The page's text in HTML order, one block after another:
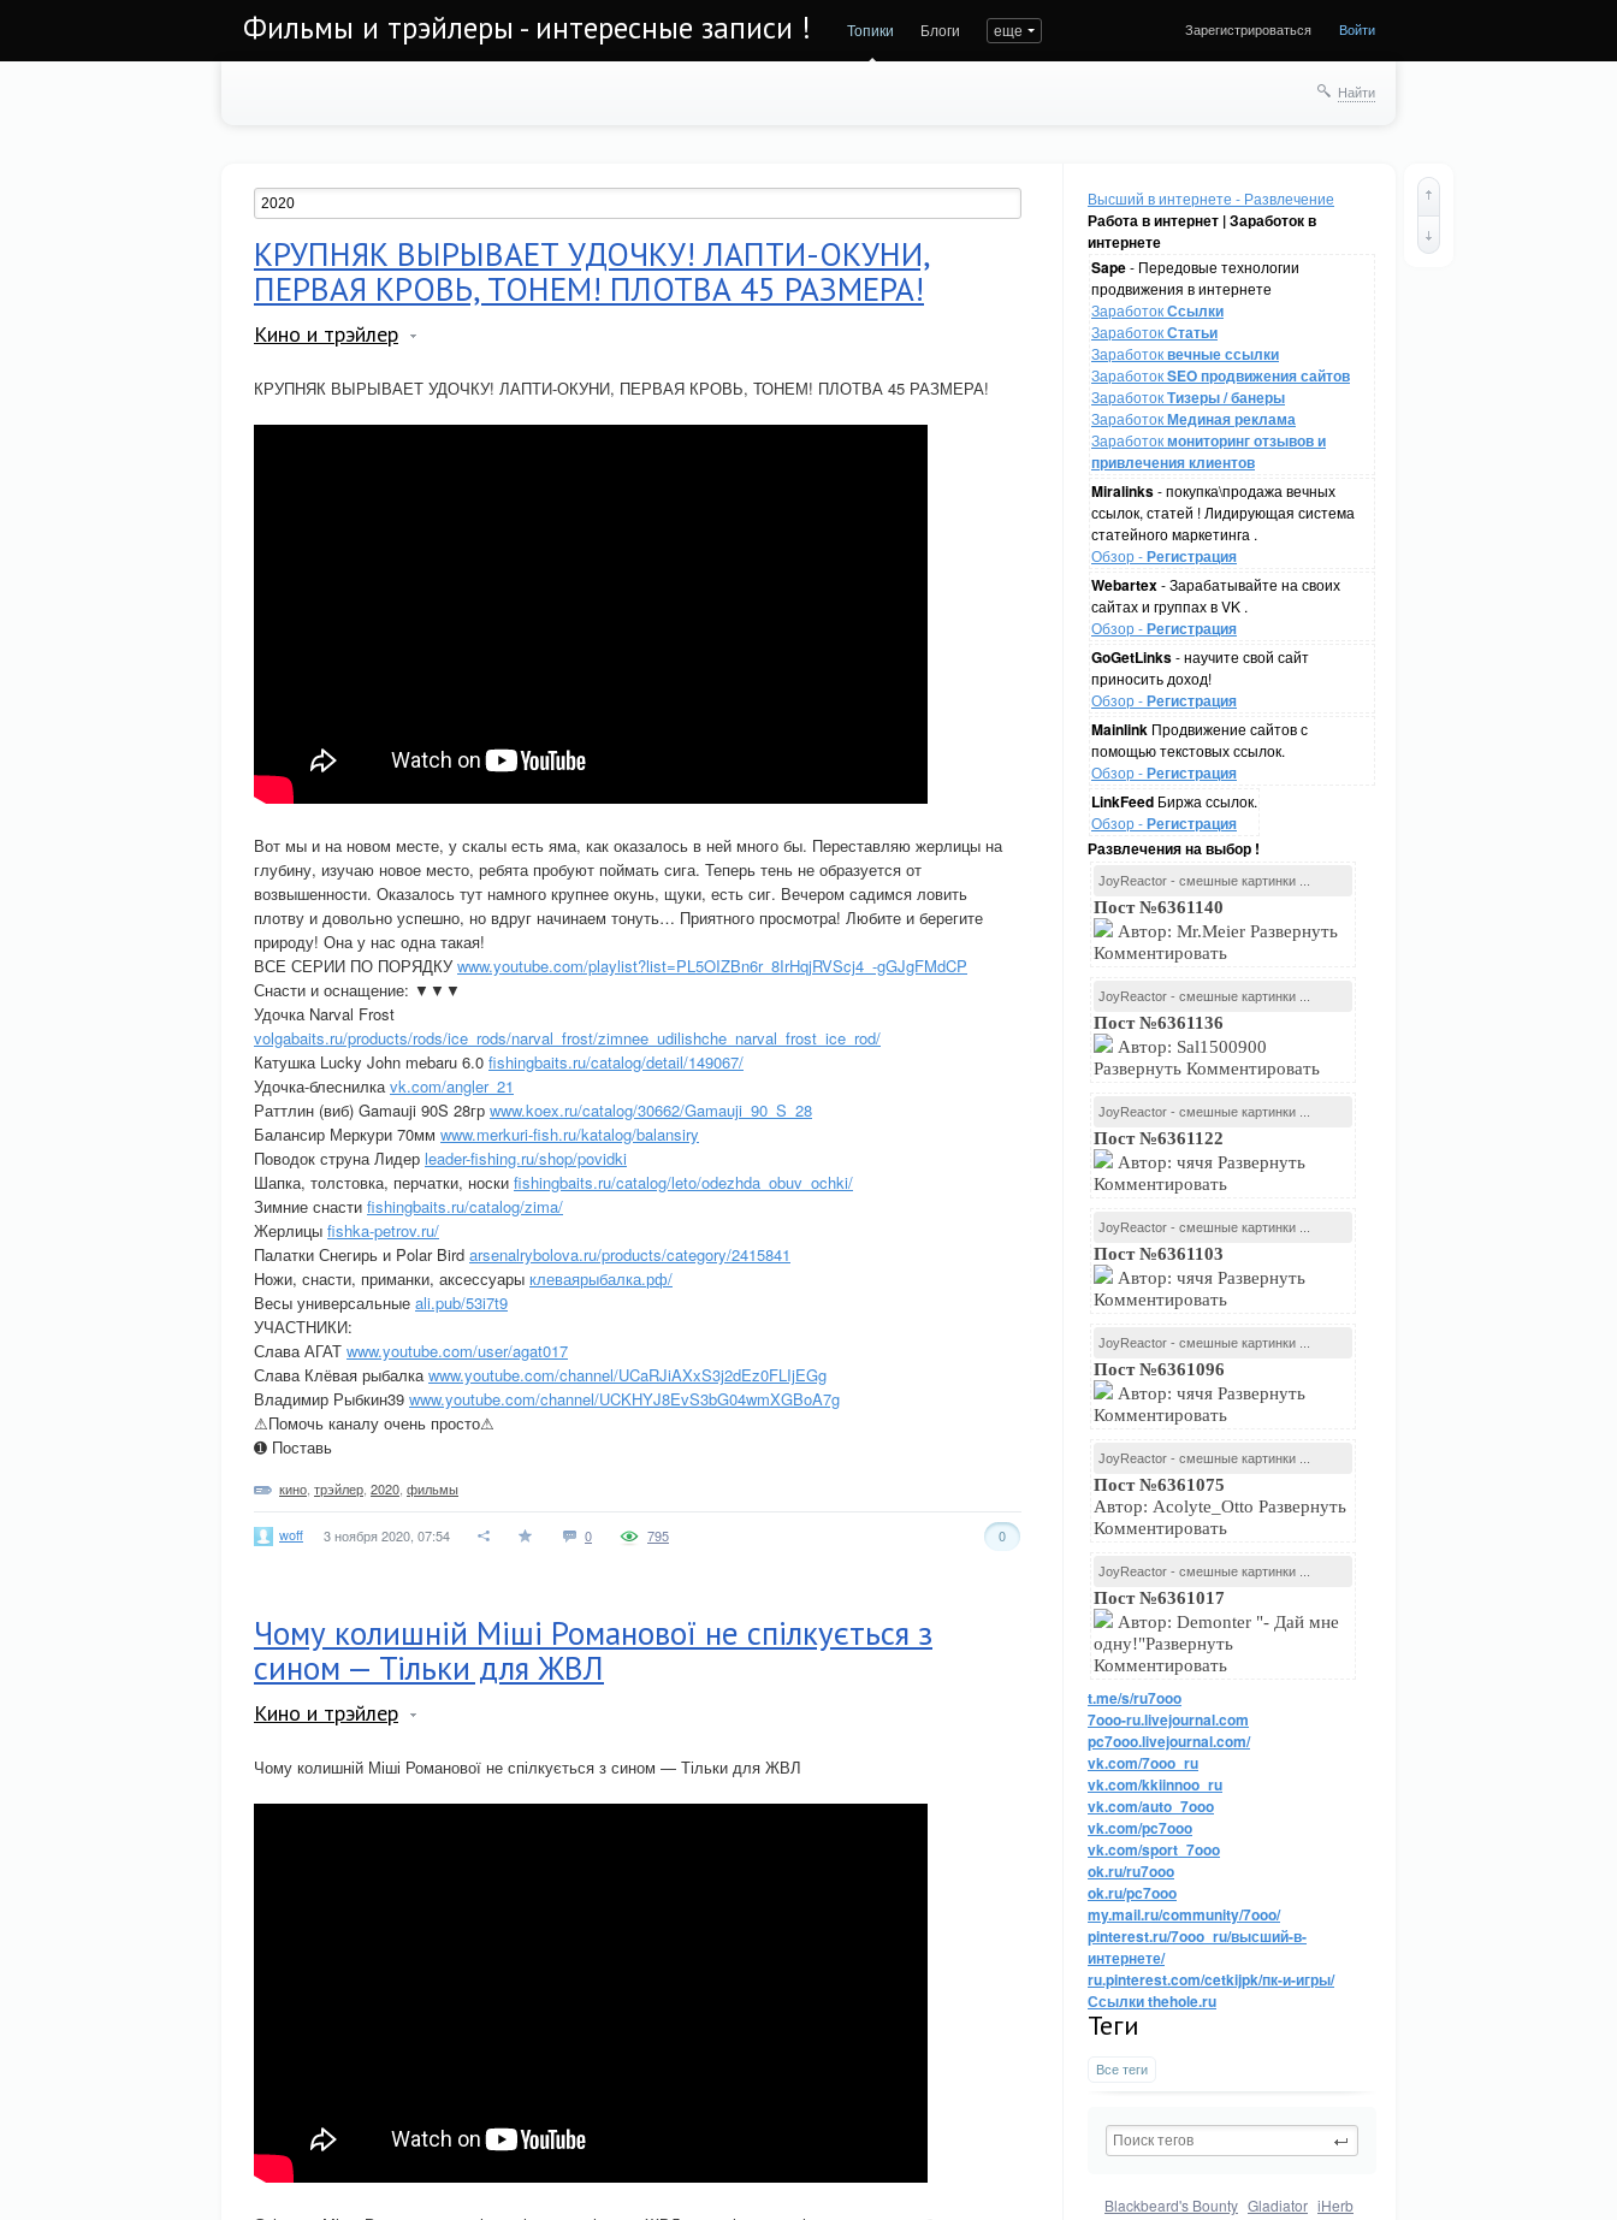
Фильмы и трэйлеры - интересные записи ! Топики Блоги еще Зарегистрироваться Войти
Найти
Высший в интернете - Развлечение
Работа в интернет | Заработок в
интернете
Sape- Передовые технологии
продвижения в интернете
ЗаработокСсылки
ЗаработокСтатьи
Заработоквечные ссылки
ЗаработокSEO продвижения сайтов
ЗаработокТизеры / банеры
ЗаработокМединая реклама
Заработокмониторинг отзывов и
привлечения клиентов
Miralinks- покупка\продажа вечных
ссылок, статей ! Лидирующая система
статейного маркетинга .
Обзор -Регистрация
Webartex- Зарабатывайте на своих
сайтах и группах в VK .
Обзор -Регистрация
GoGetLinks- научите свой сайт
приносить доход!
Обзор -Регистрация
Mainlink Продвижение сайтов с
помощью текстовых ссылок.
Обзор -Регистрация
LinkFeed Биржа ссылок.
Обзор -Регистрация
Развлечения на выбор !
JoyReactor - смешные картинки ...
Пост №6361140
Автор: Mr.Meier Развернуть
Комментировать
JoyReactor - смешные картинки ...
Пост №6361136
Автор: Sal1500900
Развернуть Комментировать
JoyReactor - смешные картинки ...
Пост №6361122
Автор: чячя Развернуть
Комментировать
JoyReactor - смешные картинки ...
Пост №6361103
Автор: чячя Развернуть
Комментировать
JoyReactor - смешные картинки ...
Пост №6361096
Автор: чячя Развернуть
Комментировать
JoyReactor - смешные картинки ...
Пост №6361075
Автор: Acolyte_Otto Развернуть
Комментировать
JoyReactor - смешные картинки ...
Пост №6361017
Автор: Demonter "- Дай мне
одну!"Развернуть
Комментировать
t.me/s/ru7ooo
7ooo-ru.livejournal.com
pc7ooo.livejournal.com/
vk.com/7ooo_ru
vk.com/kkiinnoo_ru
vk.com/auto_7ooo
vk.com/pc7ooo
vk.com/sport_7ooo
ok.ru/ru7ooo
ok.ru/pc7ooo
my.mail.ru/community/7ooo/
pinterest.ru/7ooo_ru/высший-в-
интернете/
ru.pinterest.com/cetkijpk/пк-и-игры/
Ссылки thehole.ru
Теги
Все теги
Blackbeard's Bounty Gladiator iHerb
КРУПНЯК ВЫРЫВАЕТ УДОЧКУ! ЛАПТИ-ОКУНИ,
ПЕРВАЯ КРОВЬ, ТОНЕМ! ПЛОТВА 45 РАЗМЕРА!
Кино и трэйлер
КРУПНЯК ВЫРЫВАЕТ УДОЧКУ! ЛАПТИ-ОКУНИ, ПЕРВАЯ КРОВЬ, ТОНЕМ! ПЛОТВА 45 РАЗМЕРА!
Вот мы и на новом месте, у скалы есть яма, как оказалось в ней много бы. Переставляю жерлицы на
глубину, изучаю новое место, ребята пробуют поймать сига. Теперь тень не образуется от
возвышенности. Оказалось тут намного крупнее окунь, щуки, есть сиг. Вечером садимся ловить
плотву и довольно успешно, но вдруг начинаем тонуть… Приятного просмотра! Любите и берегите
природу! Она у нас одна такая!
ВСЕ СЕРИИ ПО ПОРЯДКУ www.youtube.com/playlist?list=PL5OIZBn6r_8IrHqjRVScj4_-gGJgFMdCP
Снасти и оснащение: ▼▼▼
Удочка Narval Frost
volgabaits.ru/products/rods/ice_rods/narval_frost/zimnee_udilishche_narval_frost_ice_rod/
Катушка Lucky John mebaru 6.0 fishingbaits.ru/catalog/detail/149067/
Удочка-блеснилкаvk.com/angler_21
Раттлин (виб) Gamauji 90S 28гр www.koex.ru/catalog/30662/Gamauji_90_S_28
Балансир Меркури 70мм www.merkuri-fish.ru/katalog/balansiry
Поводок струна Лидер leader-fishing.ru/shop/povidki
Шапка, толстовка, перчатки, носки fishingbaits.ru/catalog/leto/odezhda_obuv_ochki/
Зимние снасти fishingbaits.ru/catalog/zima/
Жерлицы fishka-petrov.ru/
Палатки Снегирь и Polar Bird arsenalrybolova.ru/products/category/2415841
Ножи, снасти, приманки, аксессуары клеваярыбалка.рф/
Весы универсальные ali.pub/53i7t9
УЧАСТНИКИ:
Слава АГАТ www.youtube.com/user/agat017
Слава Клёвая рыбалкаwww.youtube.com/channel/UCaRJiAXxS3j2dEz0FLIjEGg
Владимир Рыбкин39 www.youtube.com/channel/UCKHYJ8EvS3bG04wmXGBoA7g
⚠Помочь каналу очень просто⚠
➊ Поставь
кино трэйлер 2020 фильмы
woff 3 ноября 2020, 07:54 0 0
795
Чому колишній Міші Романової не спілкується з
сином — Тільки для ЖВЛ
Кино и трэйлер
Чому колишній Міші Романової не спілкується з сином — Тільки для ЖВЛ